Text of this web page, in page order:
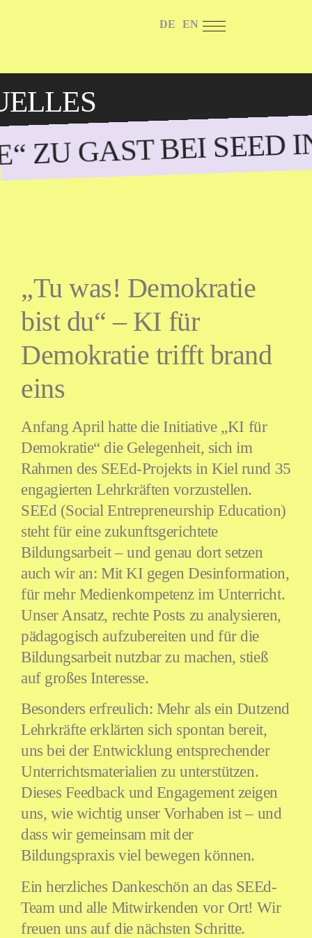
DE EN
ZU GAST BEI
„Tu was! Demokratie
bist du“ – KI für
Demokratie trifft brand
eins
Anfang April hatte die Initiative „KI für
Demokratie“ die Gelegenheit, sich im
Rahmen des SEEd-Projekts in Kiel rund 35
engagierten Lehrkräften vorzustellen.
SEEd (Social Entrepreneurship Education)
steht für eine zukunftsgerichtete
Bildungsarbeit – und genau dort setzen
auch wir an: Mit KI gegen Desinformation,
für mehr Medienkompetenz im Unterricht.
Unser Ansatz, rechte Posts zu analysieren,
pädagogisch aufzubereiten und für die
Bildungsarbeit nutzbar zu machen, stieß
auf großes Interesse.
Besonders erfreulich: Mehr als ein Dutzend
Lehrkräfte erklärten sich spontan bereit,
uns bei der Entwicklung entsprechender
Unterrichtsmaterialien zu unterstützen.
Dieses Feedback und Engagement zeigen
uns, wie wichtig unser Vorhaben ist – und
dass wir gemeinsam mit der
Bildungspraxis viel bewegen können.
Ein herzliches Dankeschön an das SEEd-
Team und alle Mitwirkenden vor Ort! Wir
freuen uns auf die nächsten Schritte.